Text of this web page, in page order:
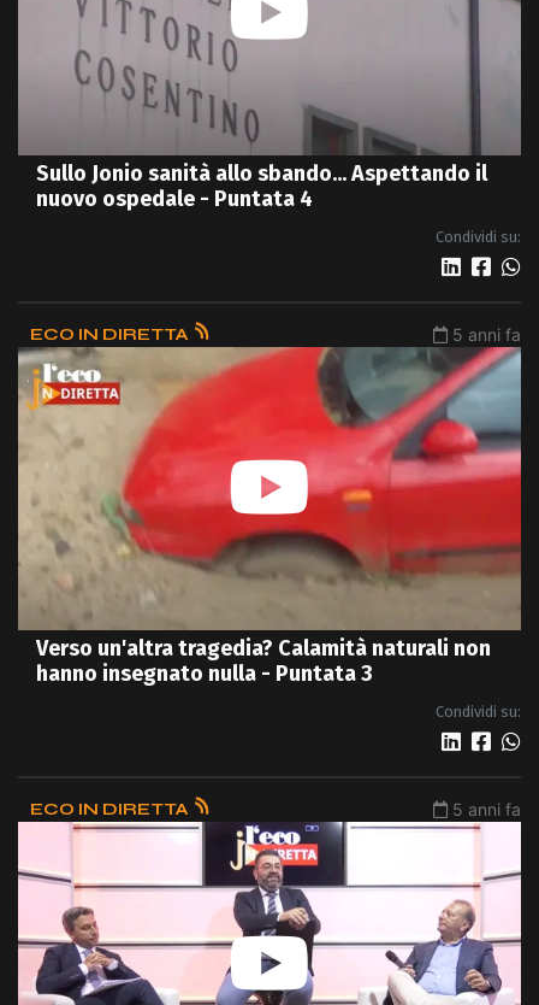
Sullo Jonio sanità allo sbando... Aspettando il
nuovo ospedale - Puntata 4
Condividi su:
ECO IN DIRETTA 5 anni fa
Verso un'altra tragedia? Calamità naturali non
hanno insegnato nulla - Puntata 3
Condividi su:
ECO IN DIRETTA 5 anni fa